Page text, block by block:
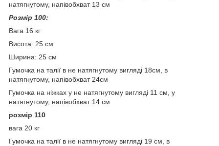
натягнутому, напівобхват 13 см
Розмір 100:
Вага 16 кг
Висота: 25 см
Ширина: 25 см
Гумочка на талії в не натягнутому вигляді 18см, в
натягнутому, напівобхват 24см
Гумочка на ніжках у не натягнутому вигляді 11 см, у
натягнутому, напівобхват 14 см
розмір 110
вага 20 кг
Гумочка на талії в не натягнутому вигляді 19 см, в